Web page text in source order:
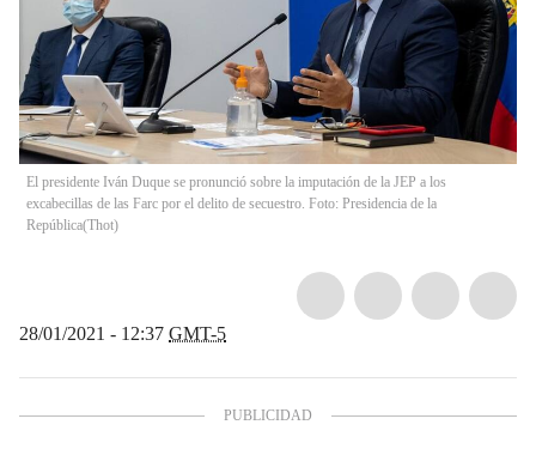
El presidente Iván Duque se pronunció sobre la imputación de la JEP a los
excabecillas de las Farc por el delito de secuestro. Foto: Presidencia de la
República(Thot)
28/01/2021 - 12:37 GMT-5